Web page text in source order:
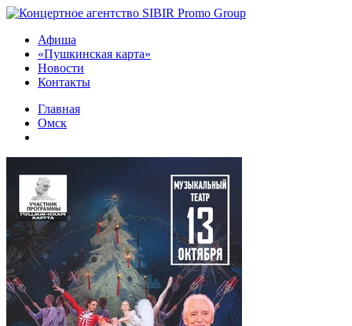
Афиша
«Пушкинская карта»
Новости
Контакты
Главная
Омск